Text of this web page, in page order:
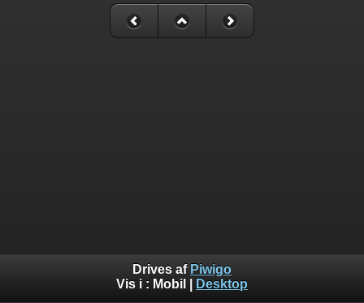
Drives af Piwigo
Vis i : Mobil Desktop